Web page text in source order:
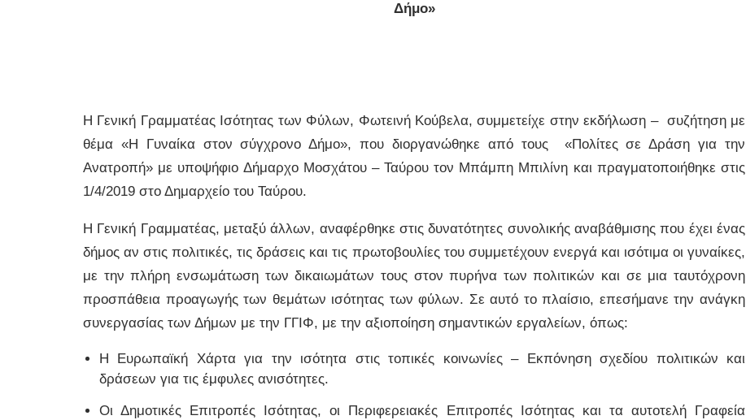
Δήμο»
Η Γενική Γραμματέας Ισότητας των Φύλων, Φωτεινή Κούβελα, συμμετείχε στην εκδήλωση – συζήτηση με
θέμα «Η Γυναίκα στον σύγχρονο Δήμο», που διοργανώθηκε από τους «Πολίτες σε Δράση για την
Ανατροπή» με υποψήφιο Δήμαρχο Μοσχάτου – Ταύρου τον Μπάμπη Μπιλίνη και πραγματοποιήθηκε στις
1/4/2019 στο Δημαρχείο του Ταύρου.
Η Γενική Γραμματέας, μεταξύ άλλων, αναφέρθηκε στις δυνατότητες συνολικής αναβάθμισης που έχει ένας
δήμος αν στις πολιτικές, τις δράσεις και τις πρωτοβουλίες του συμμετέχουν ενεργά και ισότιμα οι γυναίκες,
με την πλήρη ενσωμάτωση των δικαιωμάτων τους στον πυρήνα των πολιτικών και σε μια ταυτόχρονη
προσπάθεια προαγωγής των θεμάτων ισότητας των φύλων. Σε αυτό το πλαίσιο, επεσήμανε την ανάγκη
συνεργασίας των Δήμων με την ΓΓΙΦ, με την αξιοποίηση σημαντικών εργαλείων, όπως:
Η Ευρωπαϊκή Χάρτα για την ισότητα στις τοπικές κοινωνίες – Εκπόνηση σχεδίου πολιτικών και
δράσεων για τις έμφυλες ανισότητες.
Οι Δημοτικές Επιτροπές Ισότητας, οι Περιφερειακές Επιτροπές Ισότητας και τα αυτοτελή Γραφεία